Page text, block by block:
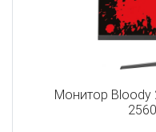
Монитор Bloody